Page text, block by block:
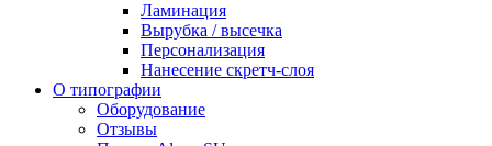
Ламинация
Вырубка / высечка
Персонализация
Нанесение скретч-слоя
О типографии
Оборудование
Отзывы